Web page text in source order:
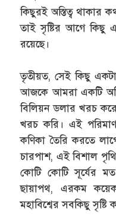
কিছুরই অস্তিত্ব থাকার
তাই সৃষ্টির আগে কিছু
রয়েছে।
তৃতীয়ত, সেই কিছু
আজকে আমরা একটি
বিলিয়ন ডলার খরচ করে
খরচ করি। এই পরিমাণ
কণিকা তৈরি করতে
চারপাশ, এই বিশাল
কোটি কোটি সূর্যের মত
ছায়াপথ, এরকম
মহাবিশ্বের সবকিছু